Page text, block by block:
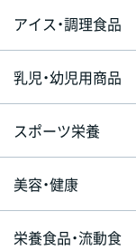
アイス・調理食品
乳児・幼児用商品
スポーツ栄養
美容・健康
栄養食品・流動食